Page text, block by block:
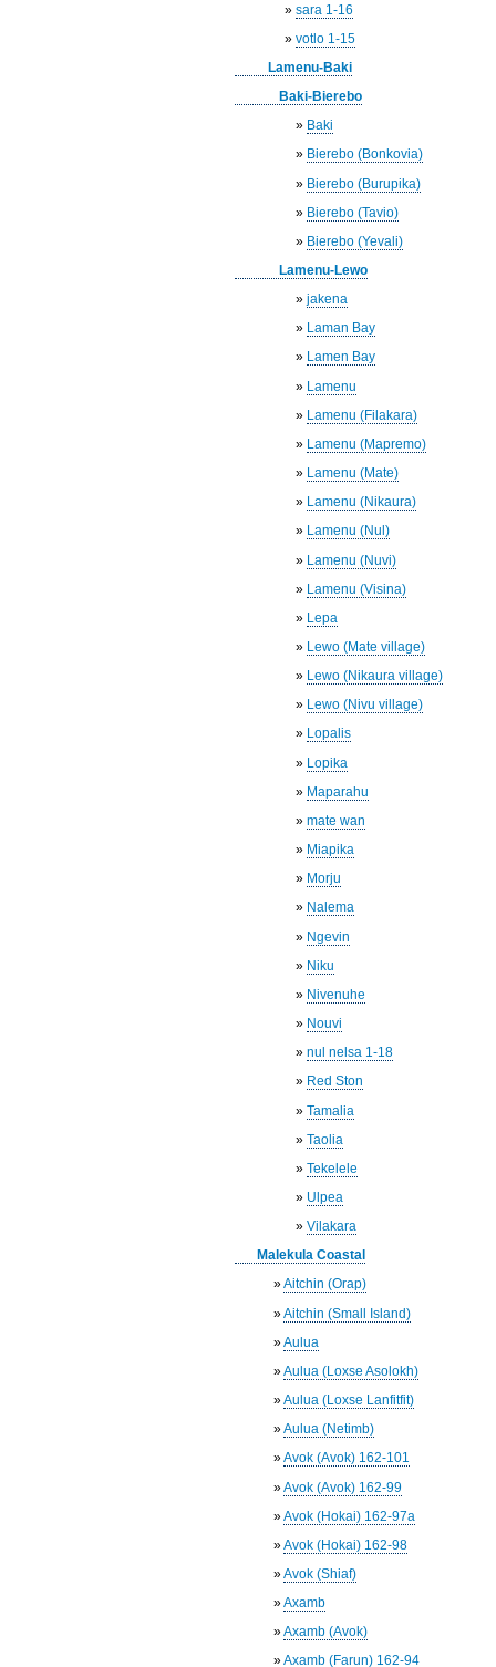
»sara 1-16
»votlo 1-15
Lamenu-Baki
Baki-Bierebo
» Baki
» Bierebo (Bonkovia)
» Bierebo (Burupika)
» Bierebo (Tavio)
» Bierebo (Yevali)
Lamenu-Lewo
»jakena
» Laman Bay
» Lamen Bay
» Lamenu
» Lamenu (Filakara)
» Lamenu (Mapremo)
» Lamenu (Mate)
» Lamenu (Nikaura)
» Lamenu (Nul)
» Lamenu (Nuvi)
» Lamenu (Visina)
» Lepa
» Lewo (Mate village)
» Lewo (Nikaura village)
» Lewo (Nivu village)
» Lopalis
» Lopika
» Maparahu
»mate wan
» Miapika
» Morju
» Nalema
» Ngevin
» Niku
» Nivenuhe
» Nouvi
»nul nelsa 1-18
» Red Ston
»Tamalia
»Taolia
»Tekelele
» Ulpea
»Vilakara
Malekula Coastal
»Aitchin (Orap)
»Aitchin (Small Island)
»Aulua
»Aulua (Loxse Asolokh)
»Aulua (Loxse Lanfitfit)
»Aulua (Netimb)
»Avok (Avok) 162-101
»Avok (Avok) 162-99
»Avok (Hokai) 162-97a
»Avok (Hokai) 162-98
»Avok (Shiaf)
»Axamb
»Axamb (Avok)
»Axamb (Farun) 162-94